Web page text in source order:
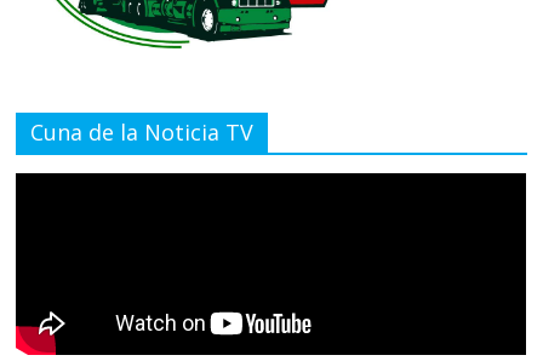
Cuna de la Noticia TV